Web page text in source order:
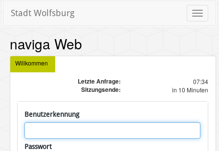
Toggle
Stadt Wolfsburg
naviga Web
Willkommen
Letzte Anfrage: 07:34
Sitzungsende: in 10 Minuten
Benutzerkennung
Passwort